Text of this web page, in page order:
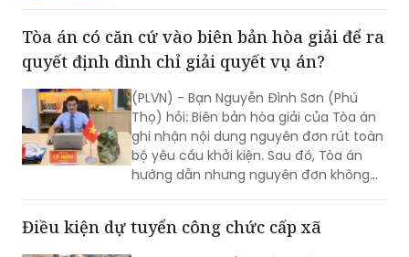
thửa đất có cần phải đăng ký biến
động đất đai không? Nếu không đăng
ký biến động đất đai sẽ bị xử phạt thế
Tòa án có căn cứ vào biên bản hòa giải để ra
quyết định đình chỉ giải quyết vụ án?
(PLVN) - Bạn Nguyễn Đình Sơn (Phú
Thọ) hỏi: Biên bản hòa giải của Tòa án
bộ yêu cầu khởi kiện. Sau đó, Tòa án
hướng dẫn nhưng nguyên đơn không